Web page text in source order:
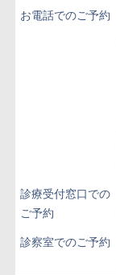
お電話でのご予約
診療受付窓口での
ご予約
診察室でのご予約